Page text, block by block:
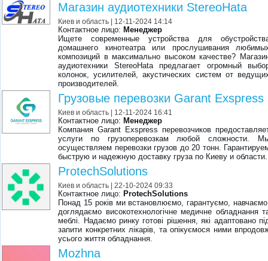
Магазин аудиотехники StereoHata
Киев и область | 12-11-2024 14:14
Контактное лицо: Менеджер
Ищете современные устройства для
домашнего кинотеатра или прослушивания
композиций в максимально высоком качестве?
аудиотехники StereoHata предлагает огромный
колонок, усилителей, акустических систем от
производителей.
Грузовые перевозки Garant Exspress
Киев и область | 12-11-2024 16:41
Контактное лицо: Менеджер
Компания Garant Exspress перевозчиков
услуги по грузоперевозкам любой сложности.
осуществляем перевозки грузов до 20 тонн.
быструю и надежную доставку груза по Киеву и области.
ProtechSolutions
Киев и область | 22-10-2024 09:33
Контактное лицо: ProtechSolutions
Понад 15 років ми встановлюємо, гарантуємо,
доглядаємо високотехнологічне медичне обладнання
меблі. Надаємо ринку готові рішення, які адаптовано
запити конкретних лікарів, та опікуємося ними
усього життя обладнання.
Mozhna